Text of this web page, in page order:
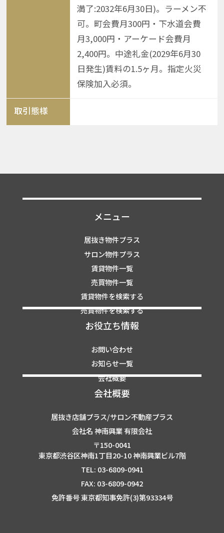
満了:2032年6月30日)。ラーメン不
可。町会費月300円・下水道会費
月3,000円・アーケード会費月
2,400円。中途礼金(2029年6月30
日発生)賃料の1.5ヶ月。指定火災
保険加入必須。
取引態様
メニュー
居抜き物件プラス
サロン物件プラス
賃貸物件一覧
売買物件一覧
賃貸物件を検索する
売買物件を検索する
お役立ち情報
お問い合わせ
お知らせ一覧
会社概要
会社概要
居抜き店舗プラス/サロン不動産プラス
会社名 神南興業 有限会社
〒150-0041
東京都渋谷区神南1丁目20-10 神南興業ビル7階
TEL: 03-6809-0941
FAX: 03-6809-0942
免許番号 東京都知事免許(3)第93334号